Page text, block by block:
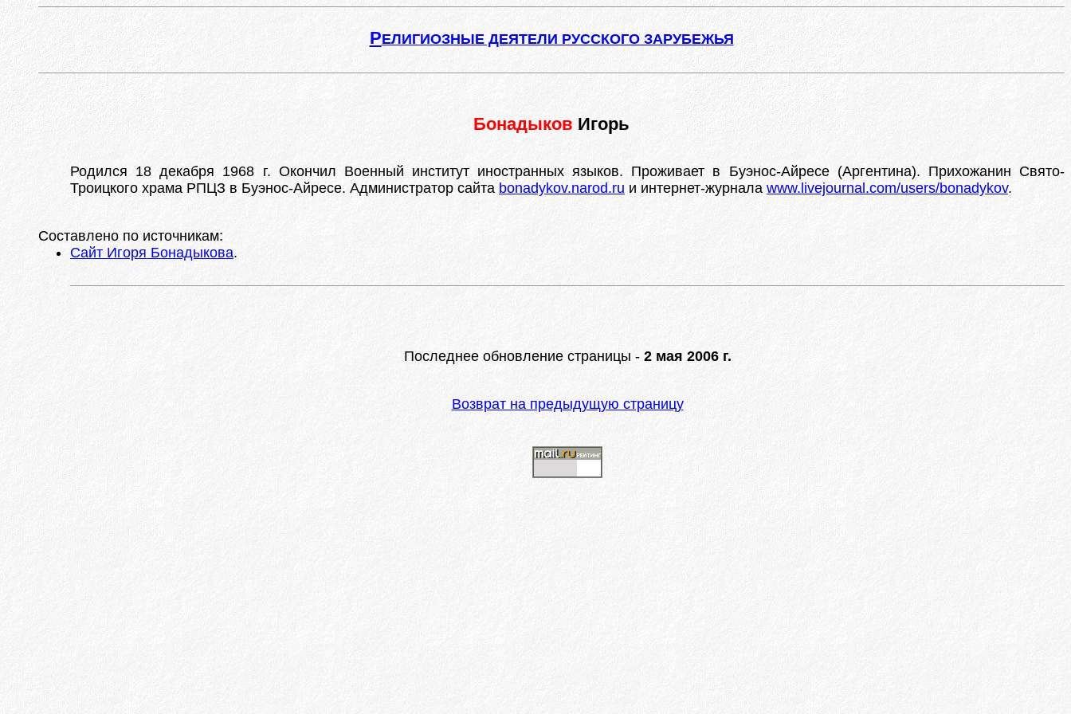
РЕЛИГИОЗНЫЕ ДЕЯТЕЛИ РУССКОГО ЗАРУБЕЖЬЯ
Бонадыков Игорь
Родился 18 декабря 1968 г. Окончил Военный институт иностранных языков. Проживает в Буэнос-Айресе (Аргентина). Прихожанин Свято-
Троицкого храма РПЦЗ в Буэнос-Айресе. Администратор сайта bonadykov.narod.ru и интернет-журнала www.livejournal.com/users/bonadykov.
Составлено по источникам:
Сайт Игоря Бонадыкова.
Последнее обновление страницы - 2 мая 2006 г.
Возврат на предыдущую страницу